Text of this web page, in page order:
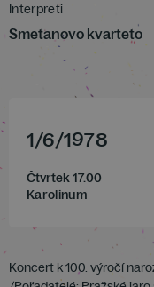
Interpreti
Smetanovo kvarteto
1/6/1978
Čtvrtek 17.00
Karolinum
Koncert k 100. výročí